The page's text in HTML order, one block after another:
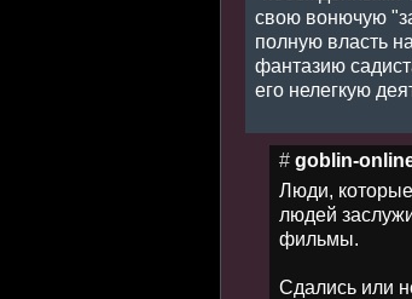
свою вонючую
полную власть
фантазию
его нелегкую
# goblin-
Люди,
людей
фильмы.
Сдались или